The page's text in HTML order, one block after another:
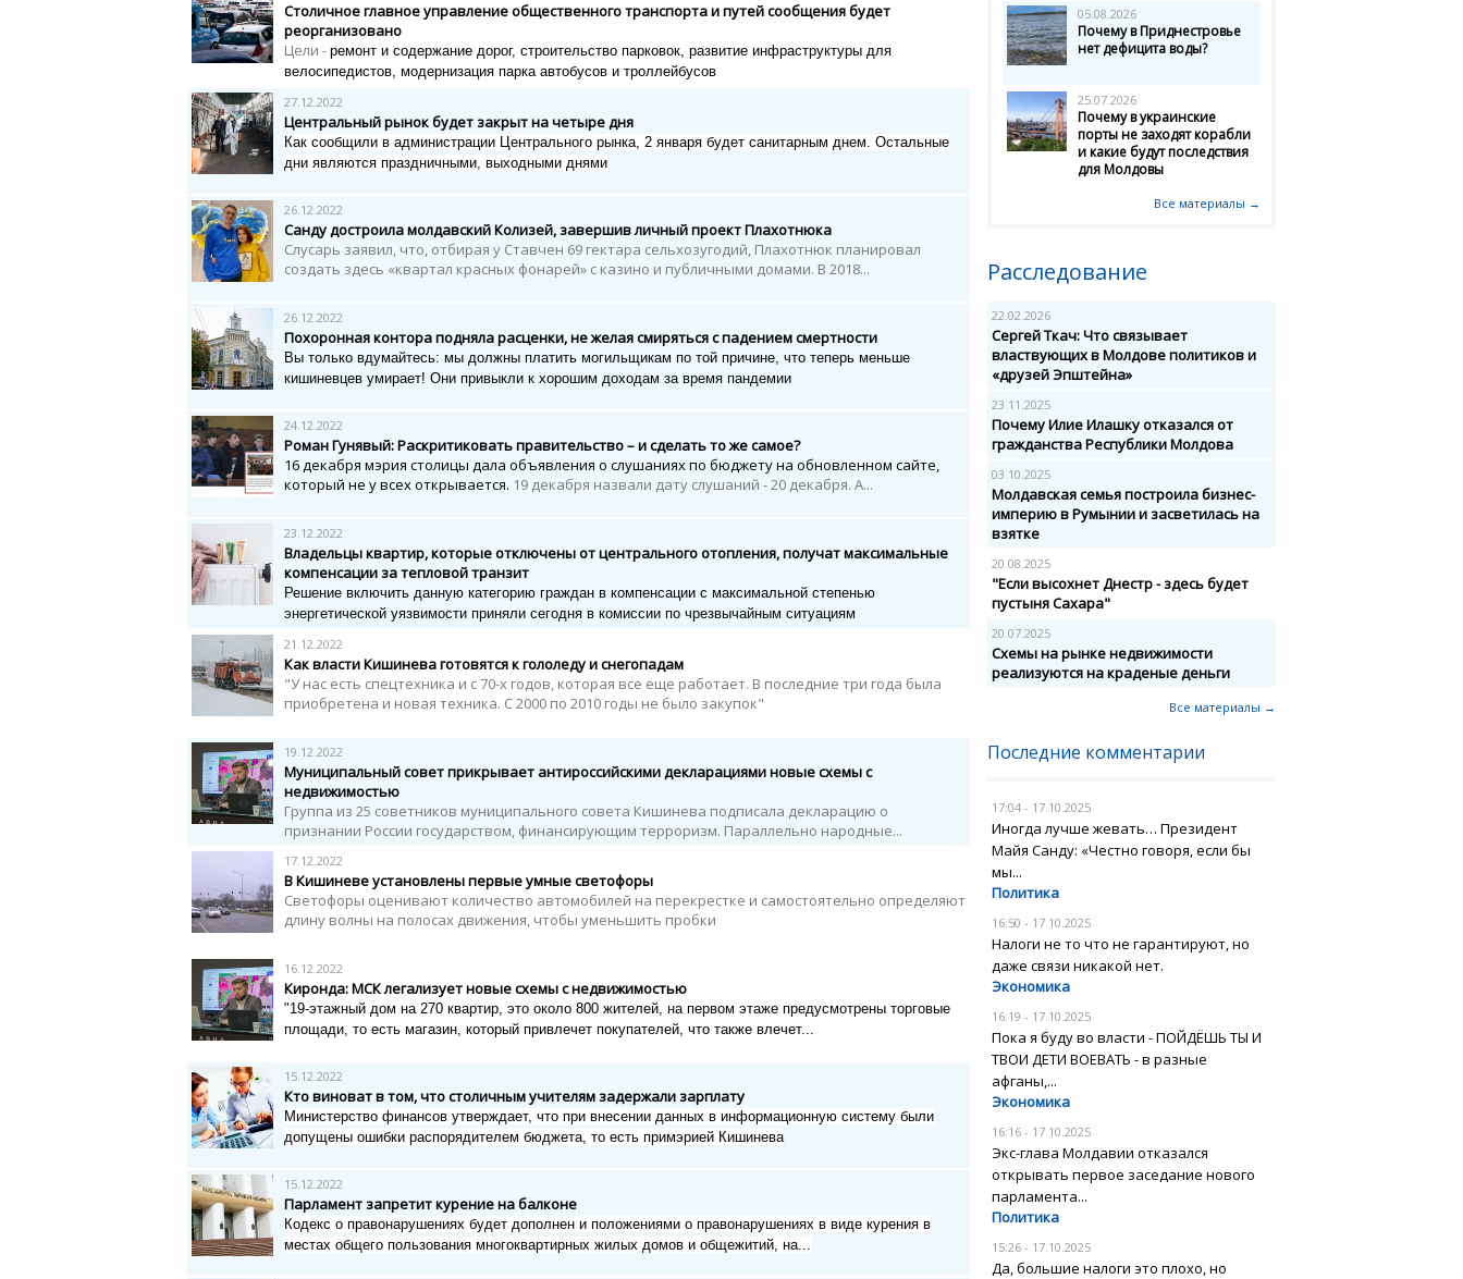
Столичное главное управление общественного транспорта и путей сообщения будет
реорганизовано
Цели - ремонт и содержание дорог, строительство парковок, развитие инфраструктуры для
велосипедистов, модернизация парка автобусов и троллейбусов
27.12.2022
Центральный рынок будет закрыт на четыре дня
Как сообщили в администрации Центрального рынка, 2 января будет санитарным днем. Остальные
дни являются праздничными, выходными днями
26.12.2022
Санду достроила молдавский Колизей, завершив личный проект Плахотнюка
Слусарь заявил, что, отбирая у Ставчен 69 гектара сельхозугодий, Плахотнюк планировал
создать здесь «квартал красных фонарей» с казино и публичными домами. В 2018...
26.12.2022
Похоронная контора подняла расценки, не желая смиряться с падением смертности
Вы только вдумайтесь: мы должны платить могильщикам по той причине, что теперь меньше
кишиневцев умирает! Они привыкли к хорошим доходам за время пандемии
24.12.2022
Роман Гунявый: Раскритиковать правительство – и сделать то же самое?
16 декабря мэрия столицы дала объявления о слушаниях по бюджету на обновленном сайте,
который не у всех открывается. 19 декабря назвали дату слушаний - 20 декабря. А...
23.12.2022
Владельцы квартир, которые отключены от центрального отопления, получат максимальные
компенсации за тепловой транзит
Решение включить данную категорию граждан в компенсации с максимальной степенью
энергетической уязвимости приняли сегодня в комиссии по чрезвычайным ситуациям
21.12.2022
Как власти Кишинева готовятся к гололеду и снегопадам
"У нас есть спецтехника и с 70-х годов, которая все еще работает. В последние три года была
приобретена и новая техника. С 2000 по 2010 годы не было закупок"
19.12.2022
Муниципальный совет прикрывает антироссийскими декларациями новые схемы с
недвижимостью
Группа из 25 советников муниципального совета Кишинева подписала декларацию о
признании России государством, финансирующим терроризм. Параллельно народные...
17.12.2022
В Кишиневе установлены первые умные светофоры
Светофоры оценивают количество автомобилей на перекрестке и самостоятельно определяют
длину волны на полосах движения, чтобы уменьшить пробки
16.12.2022
Киронда: МСК легализует новые схемы с недвижимостью
"19-этажный дом на 270 квартир, это около 800 жителей, на первом этаже предусмотрены торговые
площади, то есть магазин, который привлечет покупателей, что также влечет...
15.12.2022
Кто виноват в том, что столичным учителям задержали зарплату
Министерство финансов утверждает, что при внесении данных в информационную систему были
допущены ошибки распорядителем бюджета, то есть примэрией Кишинева
15.12.2022
Парламент запретит курение на балконе
Кодекс о правонарушениях будет дополнен и положениями о правонарушениях в виде курения в
местах общего пользования многоквартирных жилых домов и общежитий, на...
05.08.2026
Почему в Приднестровье
нет дефицита воды?
25.07.2026
Почему в украинские
порты не заходят корабли
и какие будут последствия
для Молдовы
Все материалы →
Расследование
22.02.2026
Сергей Ткач: Что связывает
властвующих в Молдове политиков и
«друзей Эпштейна»
23.11.2025
Почему Илие Илашку отказался от
гражданства Республики Молдова
03.10.2025
Молдавская семья построила бизнес-
империю в Румынии и засветилась на
взятке
20.08.2025
"Если высохнет Днестр - здесь будет
пустыня Сахара"
20.07.2025
Схемы на рынке недвижимости
реализуются на краденые деньги
Все материалы →
Последние комментарии
17:04 - 17.10.2025
Иногда лучше жевать… Президент
Майя Санду: «Честно говоря, если бы
мы...
Политика
16:50 - 17.10.2025
Налоги не то что не гарантируют, но
даже связи никакой нет.
Экономика
16:19 - 17.10.2025
Пока я буду во власти - ПОЙДЁШЬ ТЫ И
ТВОИ ДЕТИ ВОЕВАТЬ - в разные
афганы,...
Экономика
16:16 - 17.10.2025
Экс-глава Молдавии отказался
открывать первое заседание нового
парламента...
Политика
15:26 - 17.10.2025
Да, большие налоги это плохо, но